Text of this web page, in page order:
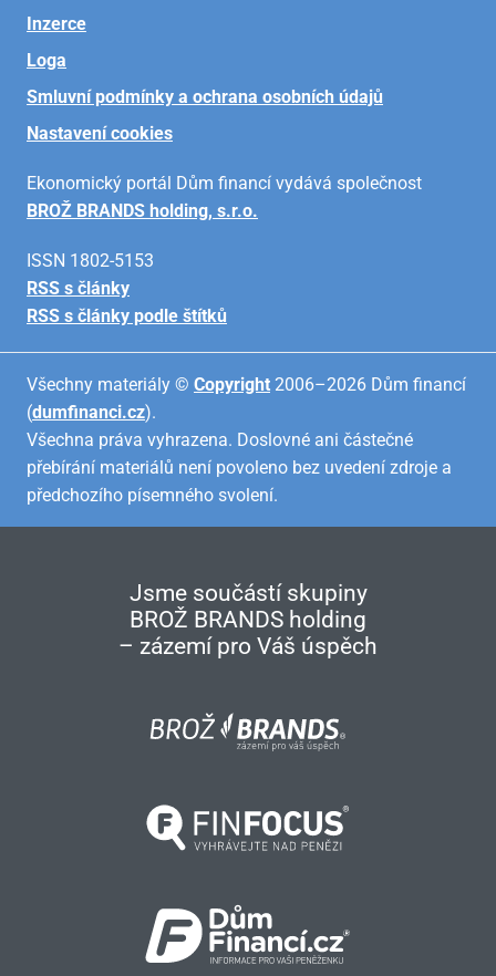
Inzerce
Loga
Smluvní podmínky a ochrana osobních údajů
Nastavení cookies
Ekonomický portál Dům financí vydává společnost
BROŽ BRANDS holding, s.r.o.
ISSN 1802-5153
RSS s články
RSS s články podle štítků
Všechny materiály © Copyright 2006–2026 Dům financí
(dumfinanci.cz).
Všechna práva vyhrazena. Doslovné ani částečné
přebírání materiálů není povoleno bez uvedení zdroje a
předchozího písemného svolení.
Jsme součástí skupiny
BROŽ BRANDS holding
– zázemí pro Váš úspěch